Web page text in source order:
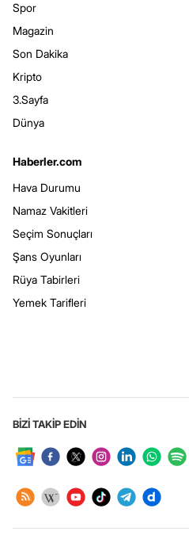
Spor
Magazin
Son Dakika
Kripto
3.Sayfa
Dünya
Haberler.com
Hava Durumu
Namaz Vakitleri
Seçim Sonuçları
Şans Oyunları
Rüya Tabirleri
Yemek Tarifleri
BİZİ TAKİP EDİN